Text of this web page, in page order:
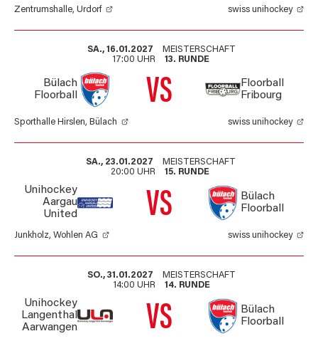
Zentrumshalle, Urdorf swiss unihockey
SA., 16.01.2027
17:00 UHR
Bülach
Floorball
VS
Floorball
Fribourg
MEISTERSCHAFT
13. RUNDE
Sporthalle Hirslen, Bülach swiss unihockey
SA., 23.01.2027
20:00 UHR
Unihockey
Aargau
United
VS
Bülach
Floorball
MEISTERSCHAFT
15. RUNDE
Junkholz, Wohlen AG swiss unihockey
SO., 31.01.2027
14:00 UHR
Unihockey
Langenthal
Aarwangen
VS
Bülach
Floorball
MEISTERSCHAFT
14. RUNDE